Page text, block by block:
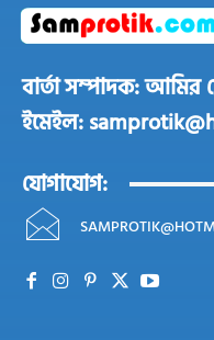
বার্তা সম্পাদক: আমির
ইমেইল:
যোগাযোগ: